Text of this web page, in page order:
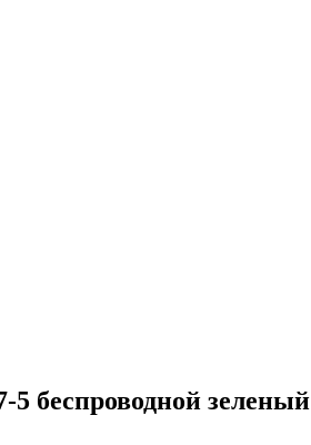
беспроводной зеленый